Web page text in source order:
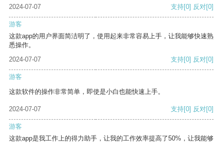
2024-07-07
支持[0] 反对[0]
游客
这款app的用户界面简洁明了，使用起来非常容易上手，让我能够快速熟
悉操作。
2024-07-07
支持[0] 反对[0]
游客
这款软件的操作非常简单，即使是小白也能快速上手。
2024-07-07 支持[0] 反对[0]
游客
这款app是我工作上的得力助手，让我的工作效率提高了50%，让我能够